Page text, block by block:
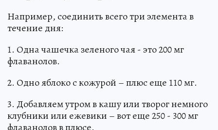
Например, соединить всего три элемента в
течение дня:
1. Одна чашечка зеленого чая - это 200 мг
флаванолов.
2. Одно яблоко с кожурой – плюс еще 110 мг.
3. Добавляем утром в кашу или творог немного
клубники или ежевики – вот еще 250 - 300 мг